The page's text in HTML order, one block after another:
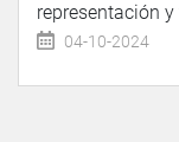
representación
04-10-2024